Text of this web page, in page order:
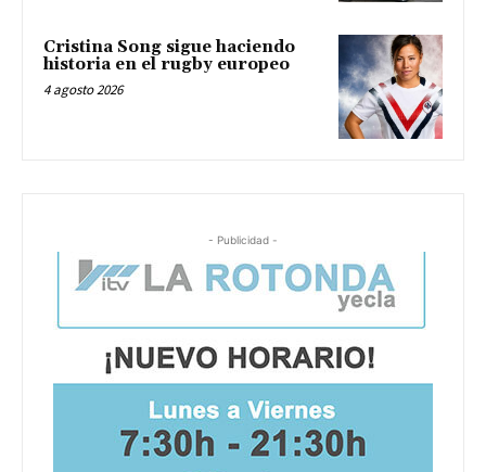
Cristina Song sigue haciendo
historia en el rugby europeo
4 agosto 2026
- Publicidad -